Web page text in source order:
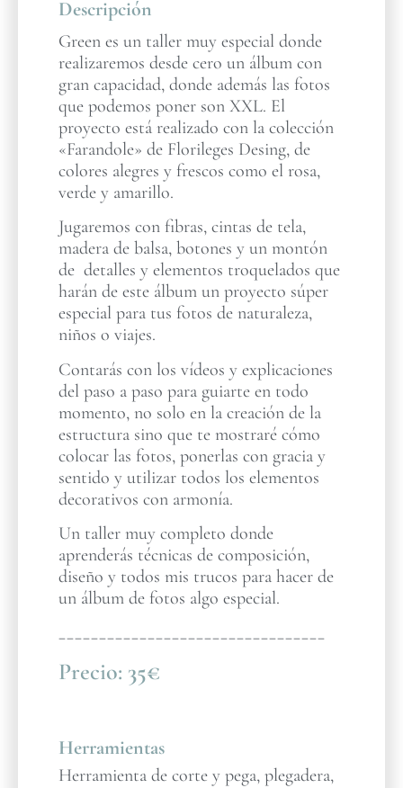
Descripción
Green es un taller muy especial donde
realizaremos desde cero un álbum con
gran capacidad, donde además las fotos
que podemos poner son XXL. El
proyecto está realizado con la colección
«Farandole» de Florileges Desing, de
colores alegres y frescos como el rosa,
verde y amarillo.
Jugaremos con fibras, cintas de tela,
madera de balsa, botones y un montón
de detalles y elementos troquelados que
harán de este álbum un proyecto súper
especial para tus fotos de naturaleza,
niños o viajes.
Contarás con los vídeos y explicaciones
del paso a paso para guiarte en todo
momento, no solo en la creación de la
estructura sino que te mostraré cómo
colocar las fotos, ponerlas con gracia y
sentido y utilizar todos los elementos
decorativos con armonía.
Un taller muy completo donde
aprenderás técnicas de composición,
diseño y todos mis trucos para hacer de
un álbum de fotos algo especial.
_________________________________
Precio: 35€
Herramientas
Herramienta de corte y pega, plegadera,